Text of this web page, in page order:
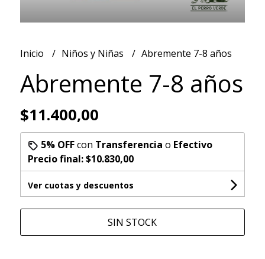
Inicio Niños y Niñas Abremente 7-8 años
Abremente 7-8 años
$11.400,00
5% OFFcon Transferencia o Efectivo
Precio final:$10.830,00
Ver cuotas y descuentos
SIN STOCK